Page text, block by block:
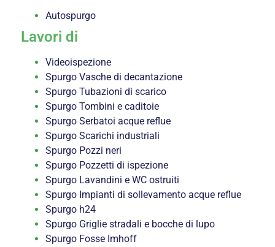
Autospurgo
Lavori di
Videoispezione
Spurgo Vasche di decantazione
Spurgo Tubazioni di scarico
Spurgo Tombini e caditoie
Spurgo Serbatoi acque reflue
Spurgo Scarichi industriali
Spurgo Pozzi neri
Spurgo Pozzetti di ispezione
Spurgo Lavandini e WC ostruiti
Spurgo Impianti di sollevamento acque reflue
Spurgo h24
Spurgo Griglie stradali e bocche di lupo
Spurgo Fosse Imhoff